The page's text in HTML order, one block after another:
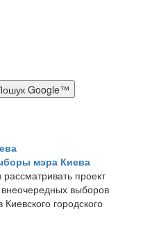
мэра Киева
проект
выборов
городского